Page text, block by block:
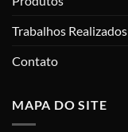
Trabalhos Realizados
Contato
MAPA DO SITE